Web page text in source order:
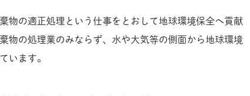
物の適正処理という仕事をとおして地球環境保全へ貢献
物の処理業のみならず、水や大気等の側面から地球環境
います。